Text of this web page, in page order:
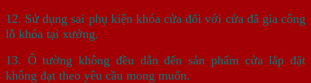
12. Sử dụng sai phụ kiện khóa cửa đối với cửa đã gia công
lỗ khóa tại xưởng.
13. Ô tường không đều dẫn đến sản phẩm cửa lắp đặt
không đạt theo yêu cầu mong muốn.